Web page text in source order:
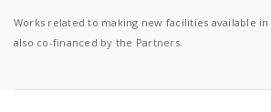
Works related to making new facilities available in
also co-financed by the Partners.